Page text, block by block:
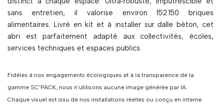
sans entretien, il valorise environ 152 150 briques
alimentaires. Livré en kit et à installer sur dalle béton, cet
abri est parfaitement adapté aux collectivités, écoles,
services techniques et espaces publics.
Fidèles à nos engagements écologiques et à la transparence de la
gamme SC’PACK, nous n’utilisons aucune image générée par IA.
Chaque visuel est issu de nos installations réelles ou conçu en interne